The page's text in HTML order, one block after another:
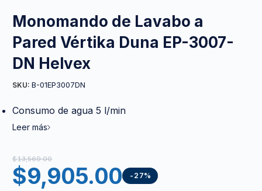
Monomando de Lavabo a
Pared Vértika Duna EP-3007-
DN Helvex
SKU: B-01EP3007DN
Consumo de agua 5 l/min
Leer más
$13,569.00
$9,905.00 -27%